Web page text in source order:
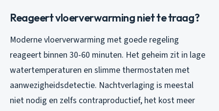
Reageert vloerverwarming niet te traag?
Moderne vloerverwarming met goede regeling
reageert binnen 30-60 minuten. Het geheim zit in lage
watertemperaturen en slimme thermostaten met
aanwezigheidsdetectie. Nachtverlaging is meestal
niet nodig en zelfs contraproductief, het kost meer